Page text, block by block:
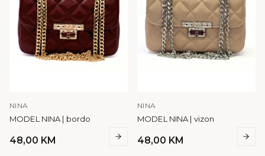
NINA
MODEL NINA | bordo
48,00 KM
NINA
MODEL NINA | vizon
48,00 KM